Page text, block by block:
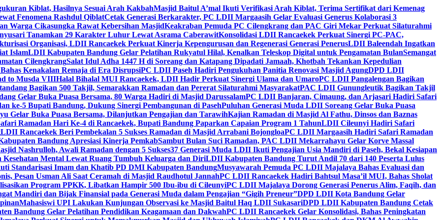
Kiblat, Hasilnya Sesuai Arah KakbahMasjid Baitul A’mal Ikuti Verifikasi Arah Kiblat, Terima Sertifikat dari Kemenag
Fenomena Rashdul QiblatCetak Generasi Berkarakter, PC LDII Margaasih Gelar Evaluasi Generus Kolaborasi 3
Warga Cikasungka Rawat Kebersihan MasjidKeakraban Pemuda PC Cilengkrang dan PAC Giri Mekar Perkuat Silaturahmi
Tanamkan 29 Karakter Luhur Lewat Asrama CaberawitKonsolidasi LDII Rancaekek Perkuat Sinergi PC-PAC,
Organisasi, LDII Rancaekek Perkuat Kinerja Kepengurusan dan Regenerasi Generasi PenerusLDII Baleendah Ingatkan
IslamLDII Kabupaten Bandung Gelar Pelatihan Rukyatul Hilal, Kenalkan Teleskop Digital untuk Pengamatan BulanSemangat
CilengkrangSalat Idul Adha 1447 H di Soreang dan Katapang Dipadati Jamaah, Khotbah Tekankan Kepedulian
Kenakalan Remaja di Era DisrupsiPC LDII Paseh Hadiri Pengukuhan Panitia Renovasi Masjid AgungDPD LDII
to Musda VIIIHalal Bihalal MUI Rancaekek, LDII Hadir Perkuat Sinergi Ulama dan UmaroPC LDII Pangalengan Bagikan
Bagikan 500 Takjil, Semarakkan Ramadan dan Pererat Silaturahmi MasyarakatPAC LDII Gunungleutik Bagikan Takjil
Gelar Buka Puasa Bersama, 80 Warga Hadiri di Masjid DarussalamPC LDII Banjaran, Cimaung, dan Arjasari Hadiri Safari
ke-5 Bupati Bandung, Dukung Sinergi Pembangunan di PasehPuluhan Generasi Muda LDII Soreang Gelar Buka Puasa
Gelar Buka Puasa Bersama, Dilanjutkan Pengajian dan TarawihKajian Ramadan di Masjid Al Fathu, Dinsos dan Baznas
Ramadan Hari Ke-4 di Rancaekek, Bupati Bandung Paparkan Capaian Program 1 TahunLDII Cileunyi Hadiri Safari
LDII Rancaekek Beri Pembekalan 5 Sukses Ramadan di Masjid Arrabani BojongloaPC LDII Margaasih Hadiri Safari Ramadan
Bandung Apresiasi Kinerja PemkabSambut Bulan Suci Ramadan, PAC LDII Mekarrahayu Gelar Korve Massal
Nashrulloh, Awali Ramadan dengan 5 Sukses37 Generasi Muda LDII Ikuti Pengajian Usia Mandiri di Paseh, Bekal Kesiapan
Mental Lewat Ruang Tumbuh Keluarga dan DiriLDII Kabupaten Bandung Turut Andil 70 dari 140 Peserta Lulus
Standarisasi Imam dan Khatib PD DMI Kabupaten BandungMusyawarah Pemuda PC LDII Majalaya Bahas Evaluasi dan
Pesan Usman Ali Saat Ceramah di Masjid Raudhotul JannahPC LDII Rancaekek Hadiri Bahtsul Masa’il MUI, Bahas Sholat
Program PPKK, Libatkan Hampir 500 Ibu-ibu di CileunyiPC LDII Majalaya Dorong Generasi Penerus Alim, Faqih, dan
Mandiri dan Bijak Finansial pada Generasi Muda dalam Pengajian “Gigih Preneur”DPD LDII Kota Bandung Gelar
Mahasiswi UPI Lakukan Kunjungan Observasi ke Masjid Baitul Haq LDII SukasariDPD LDII Kabupaten Bandung Cetak
Bandung Gelar Pelatihan Pendidikan Keagamaan dan DakwahPC LDII Rancaekek Gelar Konsolidasi, Bahas Peningkatan